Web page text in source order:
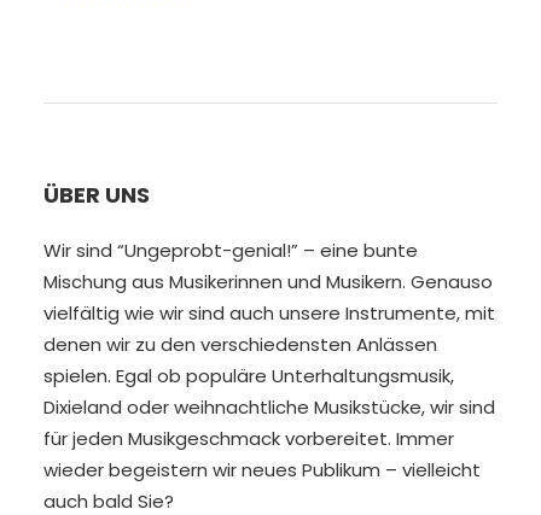
ÜBER UNS
Wir sind “Ungeprobt-genial!” – eine bunte
Mischung aus Musikerinnen und Musikern. Genauso
vielfältig wie wir sind auch unsere Instrumente, mit
denen wir zu den verschiedensten Anlässen
spielen. Egal ob populäre Unterhaltungsmusik,
Dixieland oder weihnachtliche Musikstücke, wir sind
für jeden Musikgeschmack vorbereitet. Immer
wieder begeistern wir neues Publikum – vielleicht
auch bald Sie?